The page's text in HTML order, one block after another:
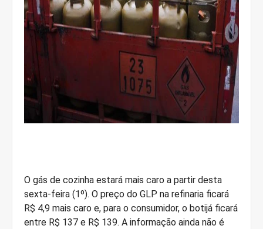
O gás de cozinha estará mais caro a partir desta
sexta-feira (1º). O preço do GLP na refinaria ficará
R$ 4,9 mais caro e, para o consumidor, o botijá ficará
entre R$ 137 e R$ 139. A informação ainda não é